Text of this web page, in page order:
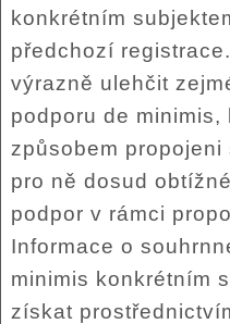
konkrétním
předchozí
výrazně ulehčit
podporu de
způsobem
pro ně dosud
podpor v rámci
Informace o
minimis konkrétním
získat